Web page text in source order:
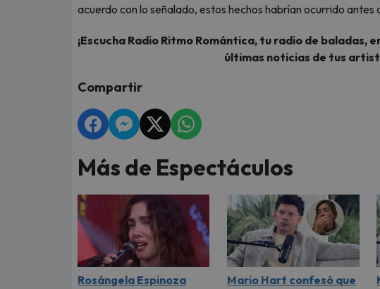
acuerdo con lo señalado, estos hechos habrían ocurrido antes
¡Escucha Radio Ritmo Romántica, tu radio de baladas,
últimas noticias de tus
Compartir
Más de Espectáculos
Rosángela Espinoza
Mario Hart confesó que